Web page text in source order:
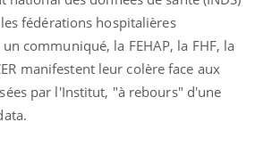
fédérations hospitalières
communiqué, la FEHAP, la FHF, la
manifestent leur colère face aux
par l'Institut, "à rebours" d'une